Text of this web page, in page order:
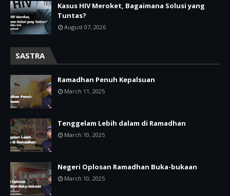
Kasus HIV Meroket, Bagaimana Solusi yang
Tuntas?
August 07, 2026
SASTRA
Ramadhan Penuh Kepalsuan
March 11, 2025
Tenggelam Lebih dalam di Ramadhan
March 10, 2025
Negeri Oplosan Ramadhan Buka-bukaan
March 10, 2025